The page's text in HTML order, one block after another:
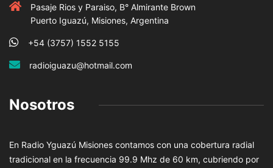
Pasaje Rios y Paraiso, B° Almirante Brown
Puerto Iguazú, Misiones, Argentina
+54 (3757) 1552 5155
radioiguazu@hotmail.com
Nosotros
En Radio Yguazú Misiones contamos con una cobertura radial
tradicional en la frecuencia 99.9 Mhz de 60 km, cubriendo por